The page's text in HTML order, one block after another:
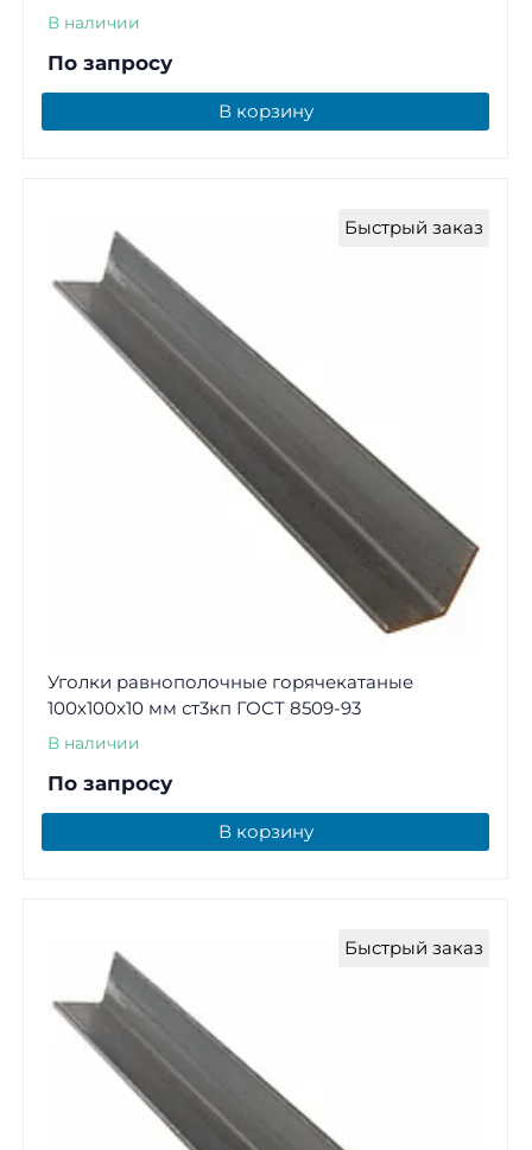
В наличии
По запросу
В корзину
Быстрый заказ
Уголки равнополочные горячекатаные
100х100х10 мм ст3кп ГОСТ 8509-93
В наличии
По запросу
В корзину
Быстрый заказ